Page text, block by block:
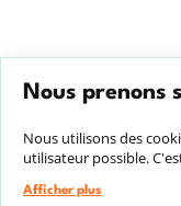
Nous prenons
Nous utilisons des
utilisateur possible.
Afficher plus